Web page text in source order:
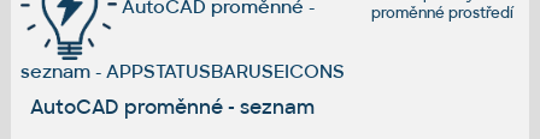
proměnné prostředí
AutoCAD proměnné -
seznam - APPSTATUSBARUSEICONS
AutoCAD proměnné - seznam